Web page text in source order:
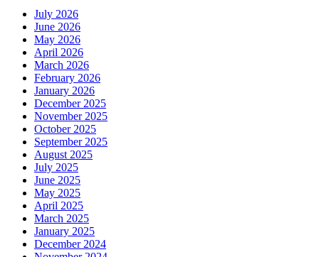
July 2026
June 2026
May 2026
April 2026
March 2026
February 2026
January 2026
December 2025
November 2025
October 2025
September 2025
August 2025
July 2025
June 2025
May 2025
April 2025
March 2025
January 2025
December 2024